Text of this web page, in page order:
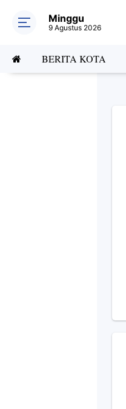
Minggu
9 Agustus 2026
BERITA KOTA